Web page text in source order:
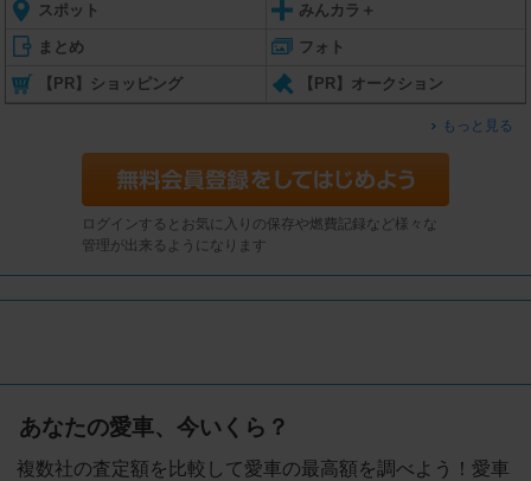
スポット みんカラ＋
まとめ フォト
【PR】ショッピング 【PR】オークション
もっと見る
ログインするとお気に入りの保存や燃費記録など様々な
管理が出来るようになります
あなたの愛車、今いくら？
複数社の査定額を比較して愛車の最高額を調べよう！愛車